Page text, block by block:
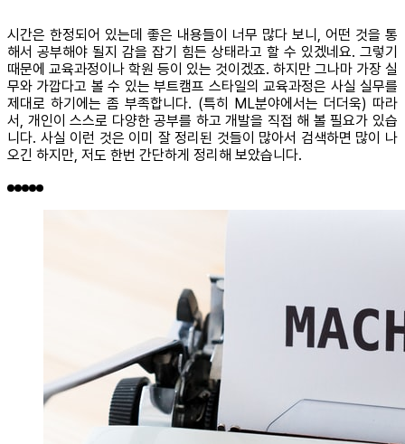
시간은 한정되어 있는데 좋은 내용들이 너무 많다 보니, 어떤 것을 통
해서 공부해야 될지 감을 잡기 힘든 상태라고 할 수 있겠네요. 그렇기
때문에 교육과정이나 학원 등이 있는 것이겠죠. 하지만 그나마 가장 실
무와 가깝다고 볼 수 있는 부트캠프 스타일의 교육과정은 사실 실무를
제대로 하기에는 좀 부족합니다. (특히 ML분야에서는 더더욱) 따라
서, 개인이 스스로 다양한 공부를 하고 개발을 직접 해 볼 필요가 있습
니다. 사실 이런 것은 이미 잘 정리된 것들이 많아서 검색하면 많이 나
오긴 하지만, 저도 한번 간단하게 정리해 보았습니다.